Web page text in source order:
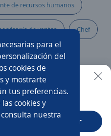
para el
del
cookies de
y mostrarte
tus preferencias.
cookies y
nuestra
de recursos humanos
a de ventas Chef
a de producción
Community manager
de bodega
fácil en la app
Abrir